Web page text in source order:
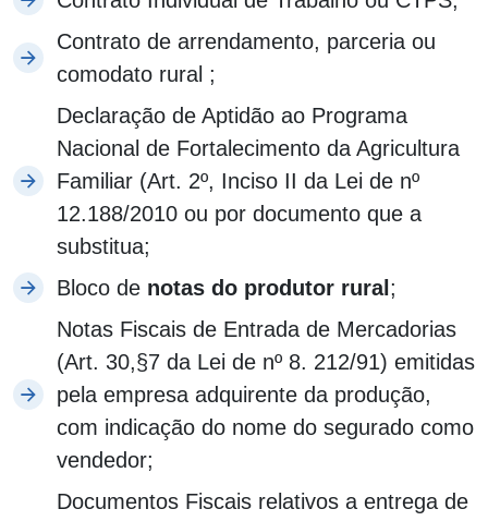
Contrato de arrendamento, parceria ou
comodato rural ;
Declaração de Aptidão ao Programa
Nacional de Fortalecimento da Agricultura
Familiar (Art. 2º, Inciso II da Lei de nº
12.188/2010 ou por documento que a
substitua;
Bloco de notas do produtor rural ;
Notas Fiscais de Entrada de Mercadorias
(Art. 30,§7 da Lei de nº 8. 212/91) emitidas
pela empresa adquirente da produção,
com indicação do nome do segurado como
vendedor;
Documentos Fiscais relativos a entrega de